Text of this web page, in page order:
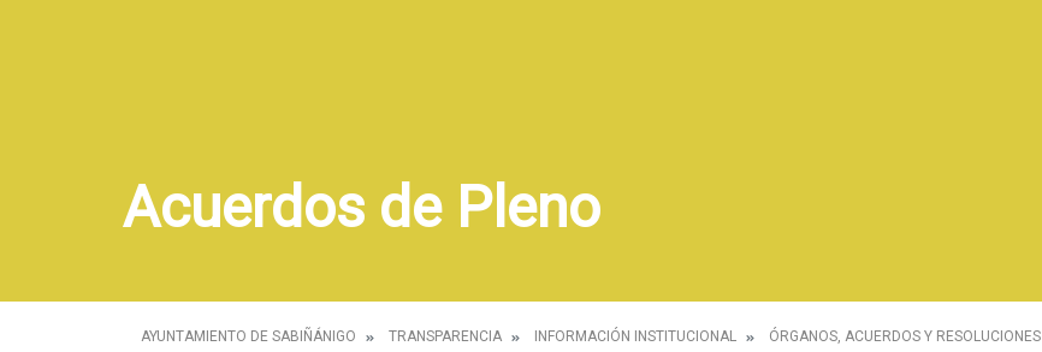
Acuerdos de Pleno
AYUNTAMIENTO DE SABIÑÁNIGO TRANSPARENCIA INFORMACIÓN INSTITUCIONAL ÓRGANOS, ACUERDOS Y RESOLUCIONES